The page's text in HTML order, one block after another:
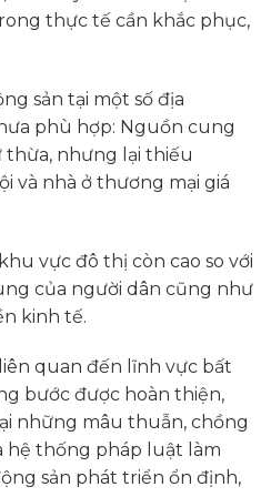
thực tế cần khắc phục,
sản tại một số địa
phù hợp: Nguồn cung
thừa, nhưng lại thiếu
và nhà ở thương mại giá
vực đô thị còn cao so với
của người dân cũng như
kinh tế.
quan đến lĩnh vực bất
bước được hoàn thiện,
những mâu thuẫn, chồng
hệ thống pháp luật làm
sản phát triển ổn định,